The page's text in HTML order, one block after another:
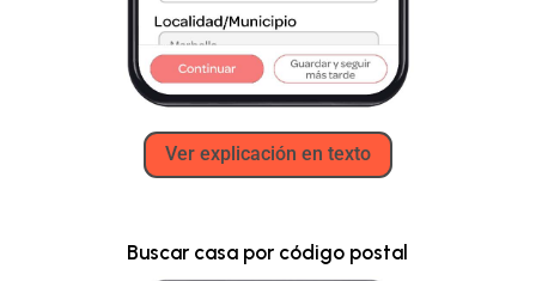
Ver explicación en texto
Buscar casa por código postal